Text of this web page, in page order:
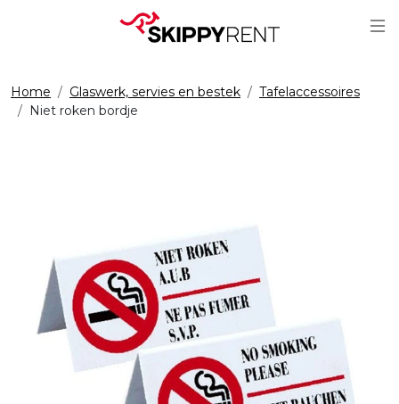
Home Glaswerk, servies en bestek
Tafelaccessoires
Niet roken bordje